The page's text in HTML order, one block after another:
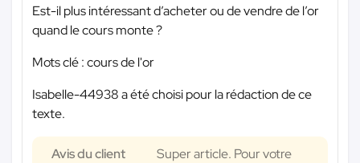
Est-il plus intéressant d’acheter ou de vendre de l’or
quand le cours monte ?
Mots clé : cours de l'or
Isabelle-44938 a été choisi pour la rédaction de ce
texte.
Avis du client
Super article. Pour votre